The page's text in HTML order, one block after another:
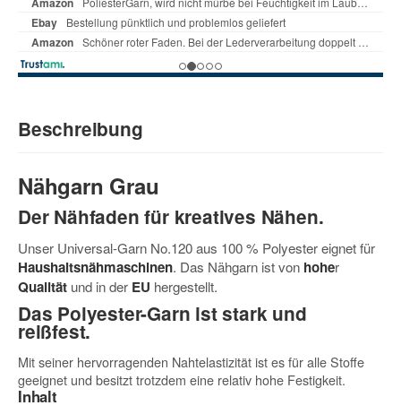
Beschreibung
Nähgarn Grau
Der Nähfaden für kreatives Nähen.
Unser Universal-Garn No.120 aus 100 % Polyester eignet für
Haushaltsnähmaschinen. Das Nähgarn ist von hoher
Qualität und in der EU hergestellt.
Das Polyester-Garn ist stark und
reißfest.
Mit seiner hervorragenden Nahtelastizität ist es für alle Stoffe
geeignet und besitzt trotzdem eine relativ hohe Festigkeit.
Inhalt